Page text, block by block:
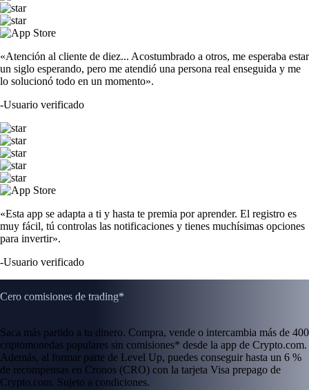
«Atención al cliente de diez... Acostumbrado a otros, me esperaba estar
un siglo esperando, pero me atendió una persona real enseguida y me
lo solucionó todo en un momento».
-Usuario verificado
«Esta app se adapta a ti y hasta te premia por aprender. El registro es
muy fácil, tú controlas las notificaciones y tienes muchísimas opciones
para invertir».
-Usuario verificado
Cero comisiones de trading*
Saca más partido a tu dinero. Compra, vende o intercambia más de 400
criptomonedas populares sin comisiones* desde la app de Crypto.com.
Además, al formar parte de Level Up, puedes conseguir hasta un 6 %
de recompensas en Cronos (CRO) con la tarjeta Visa prepago de
Crypto.com. Sujeto a condiciones.